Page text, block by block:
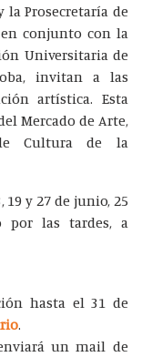
la Prosecretaría de
en conjunto con la
Universitaria de
invitan a las
artística. Esta
Mercado de Arte,
Cultura de la
y 27 de junio, 25
por las tardes, a
hasta el 31 de
.
un mail de